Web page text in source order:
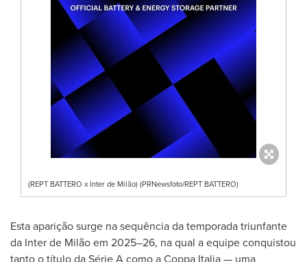
(REPT BATTERO x Inter de Milão) (PRNewsfoto/REPT BATTERO)
Esta aparição surge na sequência da temporada triunfante
da Inter de Milão em 2025–26, na qual a equipe conquistou
tanto o título da Série A como a Coppa Italia — uma